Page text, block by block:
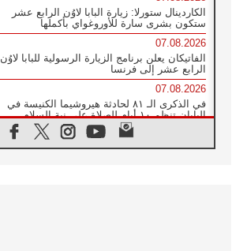
الكاردينال ستورلا: زيارة البابا لاوُن الرابع عشر
ستكون بشرى سارة للأوروغواي بأكملها
07.08.2026
الفاتيكان يعلن برنامج الزيارة الرسولية للبابا لاوُن
الرابع عشر إلى فرنسا
07.08.2026
في الذكرى الـ ٨١ لحادثة هيروشيما الكنيسة في
اليابان تنظم ١٠ أيام للصلاة على نية السلام
الكنيسة في الأوروغواي: زيارة البابا ستعزز